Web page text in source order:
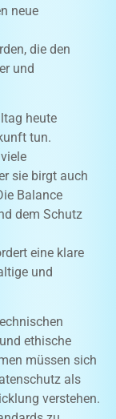
neue
die den
und
heute
tun.
sie birgt auch
Balance
dem Schutz
eine klare
und
ethische
müssen sich
als
verstehen.